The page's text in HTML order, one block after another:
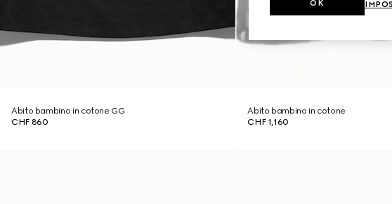
Abito bambino in cotone GG
CHF 860
Abito bambino in cotone
CHF 1,160
OK